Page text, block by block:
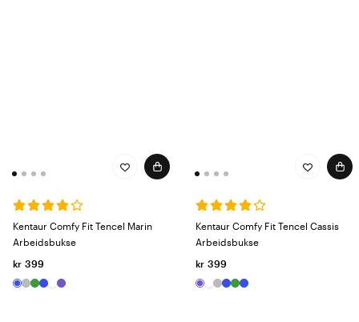
Kentaur Comfy Fit Tencel Marin
Arbeidsbukse
kr 399
Kentaur Comfy Fit Tencel Cassis
Arbeidsbukse
kr 399